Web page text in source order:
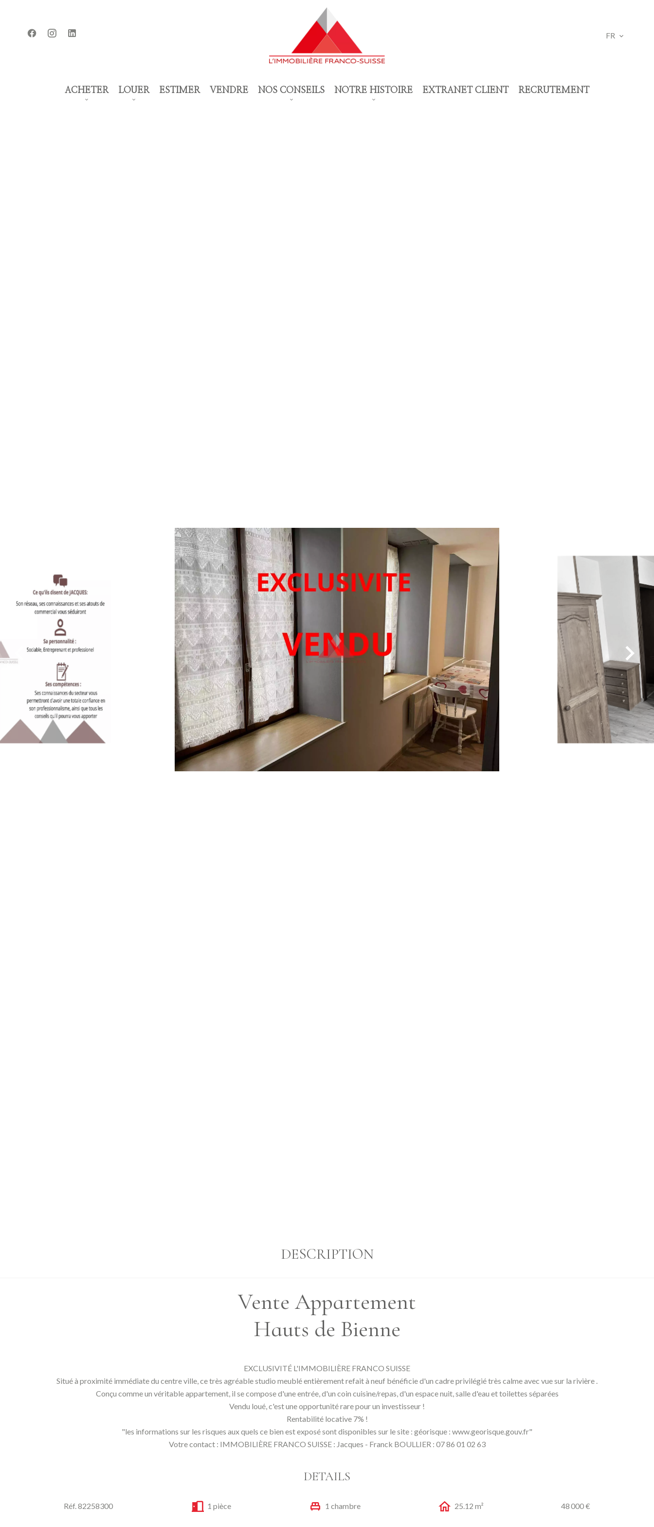
ACHETER LOUER ESTIMER VENDRE NOS CONSEILS NOTRE HISTOIRE EXTRANET CLIENT RECRUTEMENT
FR
DESCRIPTION
Vente Appartement
Hauts de Bienne
EXCLUSIVITÉ L'IMMOBILIÈRE FRANCO SUISSE
Situé à proximité immédiate du centre ville, ce très agréable studio meublé entièrement refait à neuf bénéficie d'un cadre privilégié très calme avec vue sur la rivière .
Conçu comme un véritable appartement, il se compose d'une entrée, d'un coin cuisine/repas, d'un espace nuit, salle d'eau et toilettes séparées
Vendu loué, c'est une opportunité rare pour un investisseur !
Rentabilité locative 7% !
"les informations sur les risques aux quels ce bien est exposé sont disponibles sur le site : géorisque : www.georisque.gouv.fr"
Votre contact : IMMOBILIÈRE FRANCO SUISSE : Jacques - Franck BOULLIER : 07 86 01 02 63
DETAILS
Réf. 82258300 1 pièce 1 chambre 25.12 m² 48 000 €